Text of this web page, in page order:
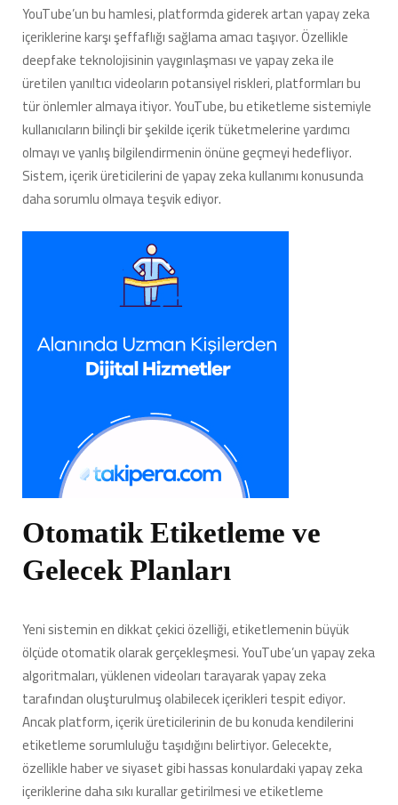
YouTube’un bu hamlesi, platformda giderek artan yapay zeka
içeriklerine karşı şeffaflığı sağlama amacı taşıyor. Özellikle
deepfake teknolojisinin yaygınlaşması ve yapay zeka ile
üretilen yanıltıcı videoların potansiyel riskleri, platformları bu
tür önlemler almaya itiyor. YouTube, bu etiketleme sistemiyle
kullanıcıların bilinçli bir şekilde içerik tüketmelerine yardımcı
olmayı ve yanlış bilgilendirmenin önüne geçmeyi hedefliyor.
Sistem, içerik üreticilerini de yapay zeka kullanımı konusunda
daha sorumlu olmaya teşvik ediyor.
Otomatik Etiketleme ve
Gelecek Planları
Yeni sistemin en dikkat çekici özelliği, etiketlemenin büyük
ölçüde otomatik olarak gerçekleşmesi. YouTube’un yapay zeka
algoritmaları, yüklenen videoları tarayarak yapay zeka
tarafından oluşturulmuş olabilecek içerikleri tespit ediyor.
Ancak platform, içerik üreticilerinin de bu konuda kendilerini
etiketleme sorumluluğu taşıdığını belirtiyor. Gelecekte,
özellikle haber ve siyaset gibi hassas konulardaki yapay zeka
içeriklerine daha sıkı kurallar getirilmesi ve etiketleme